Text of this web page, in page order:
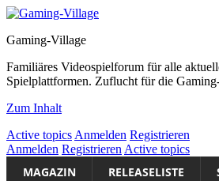
Gaming-Village
Familiäres Videospielforum für alle
Spielplattformen. Zuflucht für die
Zum Inhalt
Active topics Anmelden Registrieren
Anmelden Registrieren Active topics
MAGAZIN RELEASELISTE